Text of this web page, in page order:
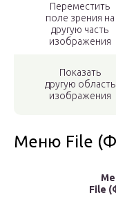
Переместить
поле зрения на
другую часть
изображения
Показать
другую область
изображения
Меню File
File